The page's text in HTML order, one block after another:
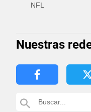
NFL
Nuestras